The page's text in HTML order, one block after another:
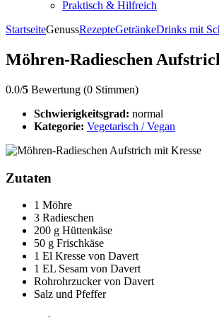
Praktisch & Hilfreich
StartseiteGenussRezepteGetränkeDrinks mit
Möhren-Radieschen
0.0/5 Bewertung (0 Stimmen)
Schwierigkeitsgrad: normal
Kategorie: Vegetarisch / Vegan
Zutaten
1 Möhre
3 Radieschen
200 g Hüttenkäse
50 g Frischkäse
1 El Kresse von Davert
1 EL Sesam von Davert
Rohrohrzucker von Davert
Salz und Pfeffer